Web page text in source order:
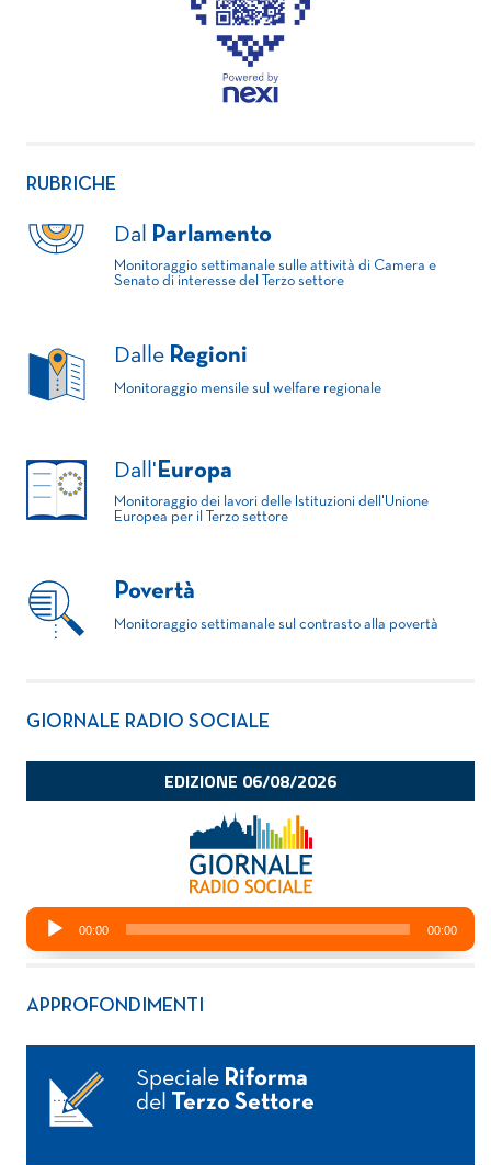
RUBRICHE
Dal Parlamento
Monitoraggio settimanale sulle attività di Camera e
Senato di interesse del Terzo settore
Dalle Regioni
Monitoraggio mensile sul welfare regionale
Dall' Europa
Monitoraggio dei lavori delle Istituzioni dell'Unione
Europea per il Terzo settore
Povertà
Monitoraggio settimanale sul contrasto alla povertà
GIORNALE RADIO SOCIALE
APPROFONDIMENTI
Speciale Riforma
del
Terzo Settore